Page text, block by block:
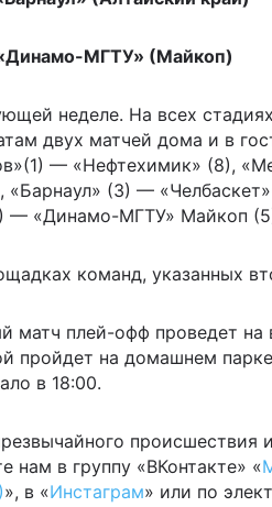
МГТУ» (Майкоп)
неделе. На всех
двух матчей дома и в
— «Нефтехимик» (8),
(3) —
— «Динамо-МГТУ» Майкоп
команд, указанных
матч плей-офф проведет на
пройдет на домашнем
в 18:00.
происшествия
в группу «ВКонтакте» «
», в «Инстаграм» или по